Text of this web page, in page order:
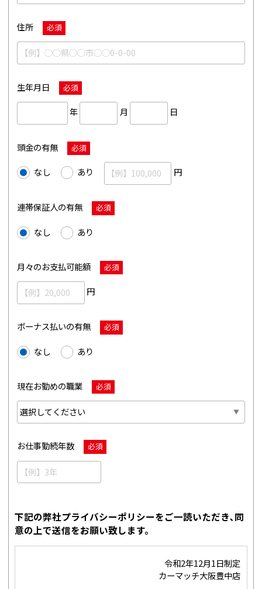
住所 必須
生年月日 必須
年 月 日
頭金の有無 必須
なし あり 円
連帯保証人の有無 必須
なし あり
月々のお支払可能額 必須
円
ボーナス払いの有無 必須
なし あり
現在お勤めの職業 必須
お仕事勤続年数 必須
下記の弊社プライバシーポリシーをご一読いただき､同
意の上で送信をお願い致します。
令和2年12月1日制定
カーマッチ大阪豊中店